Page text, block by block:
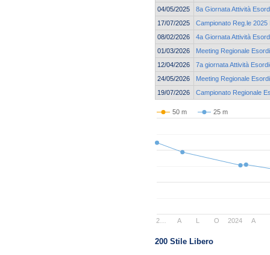
04/05/2025
8a Giornata Attività
17/07/2025
Campionato Reg.le
08/02/2026
4a Giornata Attività
01/03/2026
Meeting Regionale
12/04/2026
7a giornata Attività
24/05/2026
Meeting Regionale
19/07/2026
Campionato Regionale
50 m 25 m
2… 2024
A O A
200 Stile Libero